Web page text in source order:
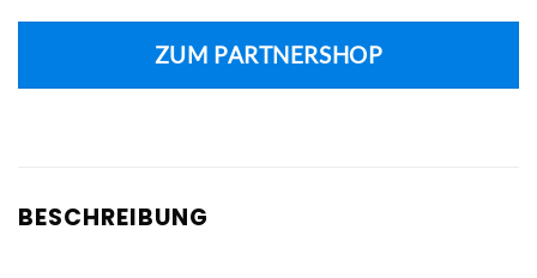
ZUM PARTNERSHOP
BESCHREIBUNG